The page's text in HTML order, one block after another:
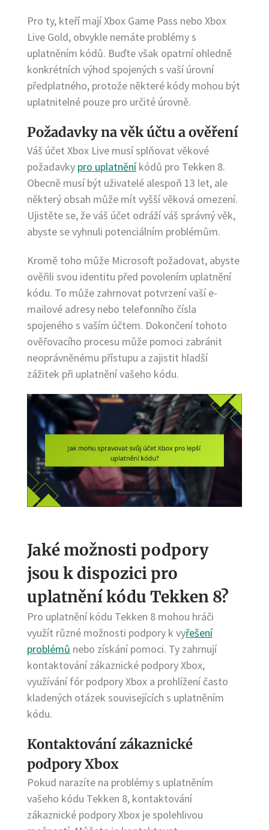
Pro ty, kteří mají Xbox Game Pass nebo Xbox
Live Gold, obvykle nemáte problémy s
uplatněním kódů. Buďte však opatrní ohledně
konkrétních výhod spojených s vaší úrovní
předplatného, protože některé kódy mohou být
uplatnitelné pouze pro určité úrovně.
Požadavky na věk účtu a ověření
Váš účet Xbox Live musí splňovat věkové
požadavky pro uplatněníkódů pro Tekken 8.
Obecně musí být uživatelé alespoň 13 let, ale
některý obsah může mít vyšší věková omezení.
Ujistěte se, že váš účet odráží váš správný věk,
abyste se vyhnuli potenciálním problémům.
Kromě toho může Microsoft požadovat, abyste
ověřili svou identitu před povolením uplatnění
kódu. To může zahrnovat potvrzení vaší e-
mailové adresy nebo telefonního čísla
spojeného s vaším účtem. Dokončení tohoto
ověřovacího procesu může pomoci zabránit
neoprávněnému přístupu a zajistit hladší
zážitek při uplatnění vašeho kódu.
Jaké možnosti podpory
jsou k dispozici pro
uplatnění kódu Tekken 8?
Pro uplatnění kódu Tekken 8 mohou hráči
využít různé možnosti podpory k vyřešení
problémů nebo získání pomoci. Ty zahrnují
kontaktování zákaznické podpory Xbox,
využívání fór podpory Xbox a prohlížení často
kladených otázek souvisejících s uplatněním
kódu.
Kontaktování zákaznické
podpory Xbox
Pokud narazíte na problémy s uplatněním
vašeho kódu Tekken 8, kontaktování
zákaznické podpory Xbox je spolehlivou